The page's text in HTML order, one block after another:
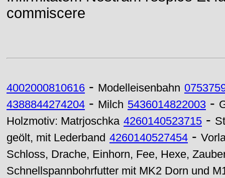
commiscere
4002000810616 - Modelleisenbahn
4388844274204 - Milch 5436014822003 -
Holzmotiv: Matrjoschka 4260140523715 -
geölt, mit Lederband 4260140527454 -
Schloss, Drache, Einhorn, Fee, Hexe,
Schnellspannbohrfutter mit MK2 Dorn und